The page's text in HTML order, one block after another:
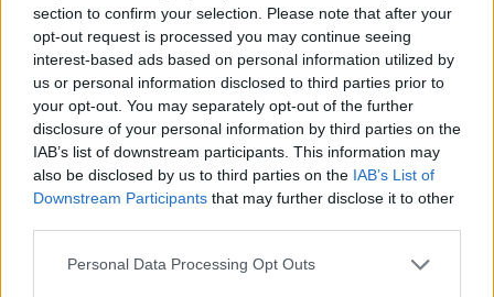
section to confirm your selection. Please note that after your
opt-out request is processed you may continue seeing
interest-based ads based on personal information utilized by
us or personal information disclosed to third parties prior to
your opt-out. You may separately opt-out of the further
disclosure of your personal information by third parties on the
IAB’s list of downstream participants. This information may
also be disclosed by us to third parties on the IAB’s List of
Downstream Participants that may further disclose it to other
Please note that this website/app uses one or more Google
Personal Data Processing Opt Outs
Paks II.: Mit jelent az 5. blokk új mérföldköve a
felülvizsgálat árnyékában?